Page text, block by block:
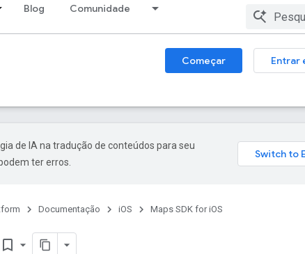
Blog Comunidade
Começar
Entrar
de IA na tradução de conteúdos para seu
ter erros.
Documentação iOS Maps SDK for iOS
bookmark_border